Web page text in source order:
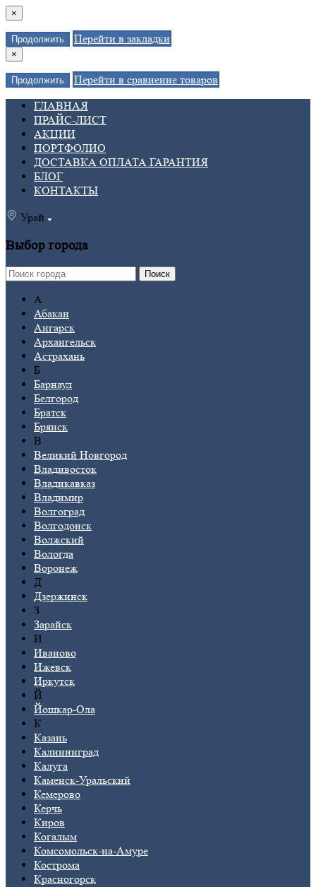
×
Продолжить Перейти в закладки
×
Продолжить
Перейти в сравнение товаров
ГЛАВНАЯ
ПРАЙС-ЛИСТ
АКЦИИ
ПОРТФОЛИО
ДОСТАВКА ОПЛАТА ГАРАНТИЯ
БЛОГ
КОНТАКТЫ
Урай
Выбор города
Поиск
А
Абакан
Ангарск
Архангельск
Астрахань
Б
Барнаул
Белгород
Братск
Брянск
В
Великий Новгород
Владивосток
Владикавказ
Владимир
Волгоград
Волгодонск
Волжский
Вологда
Воронеж
Д
Дзержинск
З
Зарайск
И
Иваново
Ижевск
Иркутск
Й
Йошкар-Ола
К
Казань
Калининград
Калуга
Каменск-Уральский
Кемерово
Керчь
Киров
Когалым
Комсомольск-на-Амуре
Кострома
Красногорск